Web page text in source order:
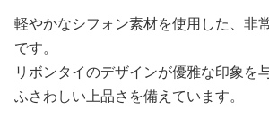
軽やかなシフォン素材を使用した、非
です。
リボンタイのデザインが優雅な印象を
ふさわしい上品さを備えています。